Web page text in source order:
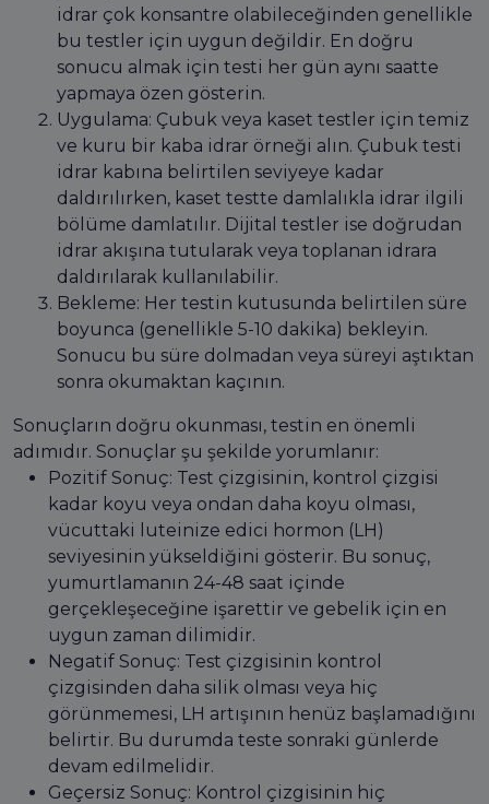
idrar çok konsantre olabileceğinden genellikle
bu testler için uygun değildir. En doğru
sonucu almak için testi her gün aynı saatte
yapmaya özen gösterin.
Uygulama: Çubuk veya kaset testler için temiz
ve kuru bir kaba idrar örneği alın. Çubuk testi
idrar kabına belirtilen seviyeye kadar
daldırılırken, kaset testte damlalıkla idrar ilgili
bölüme damlatılır. Dijital testler ise doğrudan
idrar akışına tutularak veya toplanan idrara
daldırılarak kullanılabilir.
Bekleme: Her testin kutusunda belirtilen süre
boyunca (genellikle 5-10 dakika) bekleyin.
Sonucu bu süre dolmadan veya süreyi aştıktan
sonra okumaktan kaçının.
Sonuçların doğru okunması, testin en önemli
adımıdır. Sonuçlar şu şekilde yorumlanır:
Pozitif Sonuç: Test çizgisinin, kontrol çizgisi
kadar koyu veya ondan daha koyu olması,
vücuttaki luteinize edici hormon (LH)
seviyesinin yükseldiğini gösterir. Bu sonuç,
yumurtlamanın 24-48 saat içinde
gerçekleşeceğine işarettir ve gebelik için en
uygun zaman dilimidir.
Negatif Sonuç: Test çizgisinin kontrol
çizgisinden daha silik olması veya hiç
görünmemesi, LH artışının henüz başlamadığını
belirtir. Bu durumda teste sonraki günlerde
devam edilmelidir.
Geçersiz Sonuç: Kontrol çizgisinin hiç